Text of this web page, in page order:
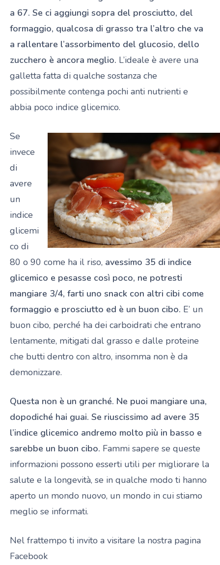
a 67. Se ci aggiungi sopra del prosciutto, del
formaggio, qualcosa di grasso tra l’altro che va
a rallentare l’assorbimento del glucosio, dello
zucchero è ancora meglio. L’ideale è avere una
galletta fatta di qualche sostanza che
possibilmente contenga pochi anti nutrienti e
abbia poco indice glicemico.
Se
invece
di
avere
un
indice
glicemi
co di
80 o 90 come ha il riso, avessimo 35 di indice
glicemico e pesasse così poco, ne potresti
mangiare 3/4, farti uno snack con altri cibi come
formaggio e prosciutto ed è un buon cibo. E’ un
buon cibo, perché ha dei carboidrati che entrano
lentamente, mitigati dal grasso e dalle proteine
che butti dentro con altro, insomma non è da
demonizzare.
Questa non è un granché. Ne puoi mangiare una,
dopodiché hai guai. Se riuscissimo ad avere 35
l’indice glicemico andremo molto più in basso e
sarebbe un buon cibo. Fammi sapere se queste
informazioni possono esserti utili per migliorare la
salute e la longevità, se in qualche modo ti hanno
aperto un mondo nuovo, un mondo in cui stiamo
meglio se informati.
Nel frattempo ti invito a visitare la nostra pagina
Facebook